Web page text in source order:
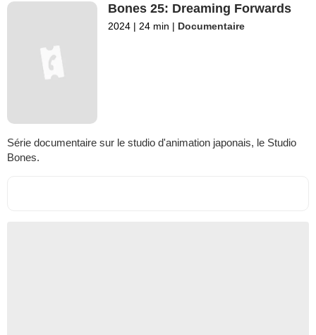
Bones 25: Dreaming Forwards
2024 | 24 min | Documentaire
Série documentaire sur le studio d'animation japonais, le Studio
Bones.